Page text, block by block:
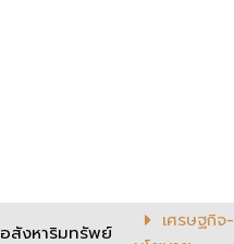
อสังหาริมทรัพย์
เศรษฐกิจ-